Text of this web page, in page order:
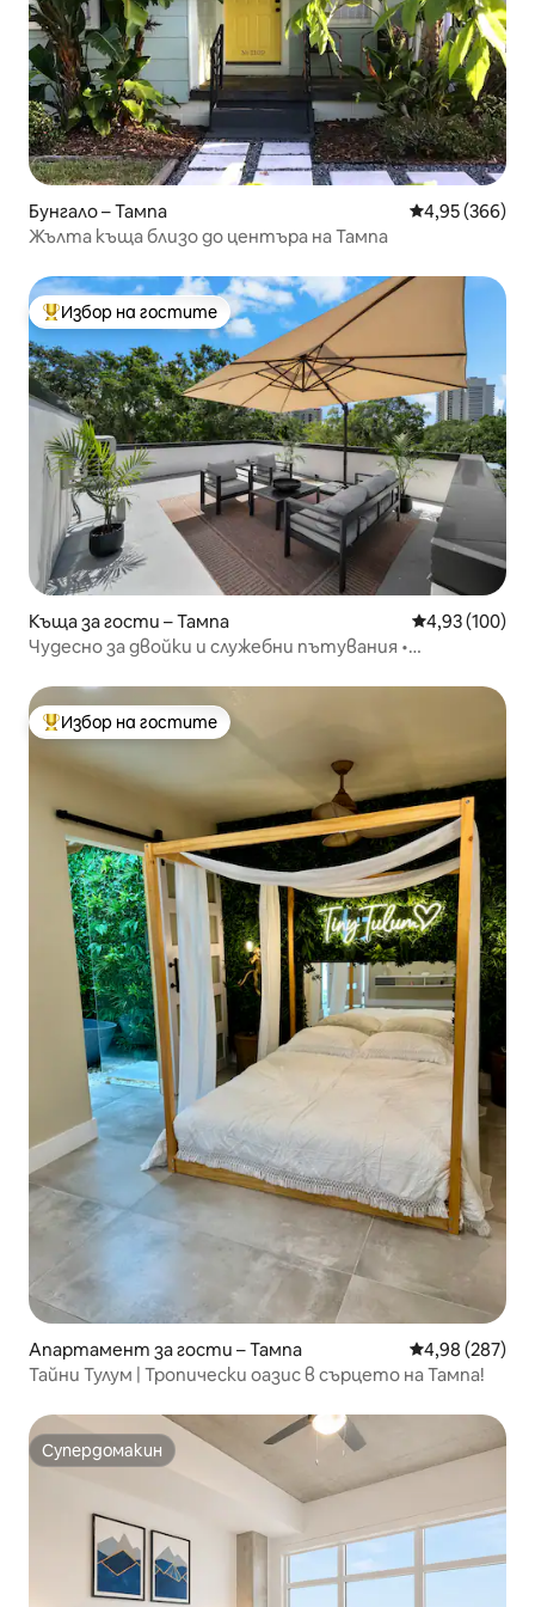
Бунгало – Тампа Средна
4,95 (366)
Жълта къща близо до центъра на Тампа
Най-популярен избор на гостите
Избор на гостите
Къща за гости – Тампа Средна
4,93 (100)
Чудесно за двойки и служебни пътувания •
Най-популярен избор на гостите
Избор на гостите
Апартамент за гости – Тампа Средна
4,98 (287)
Тайни Тулум | Тропически оазис в сърцето на Тампа!
Супердомакин
Супердомакин